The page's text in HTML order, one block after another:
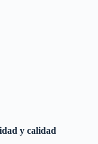
y calidad